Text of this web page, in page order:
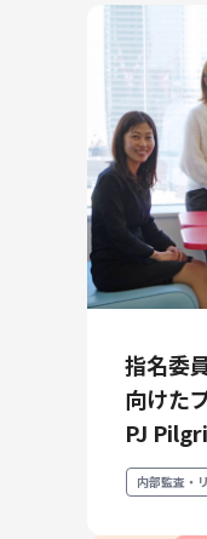
指名委
向けた
PJ
内部監査・